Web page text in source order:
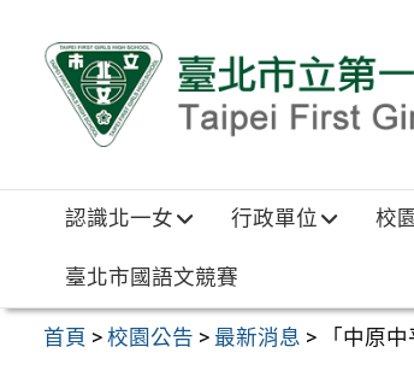
認識北一女 行政單位 校
臺北市國語文競賽
首頁 >校園公告 > 最新消息 > 「中原